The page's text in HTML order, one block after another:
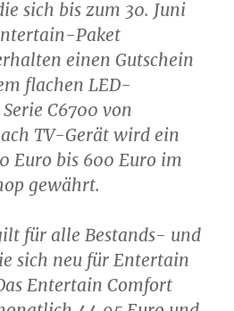
sich bis zum 30. Juni
Paket
einen Gutschein
flachen LED-
C6700 von
TV-Gerät wird ein
Euro bis 600 Euro im
gewährt.
für alle Bestands- und
sich neu für Entertain
Entertain Comfort